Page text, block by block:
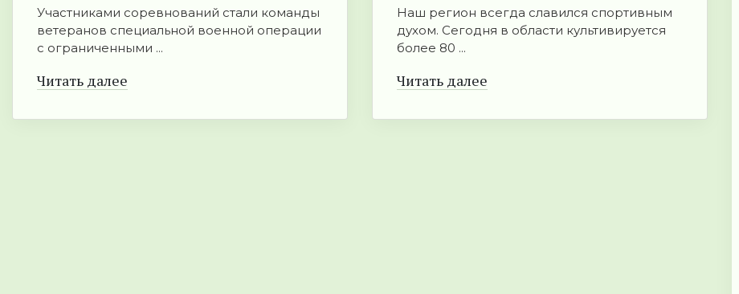
Участниками соревнований стали команды
ветеранов специальной военной операции
с ограниченными ...
Читать далее
Наш регион всегда славился спортивным
духом. Сегодня в области культивируется
более 80 ...
Читать далее